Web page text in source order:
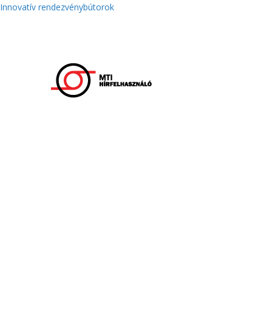
Innovatív rendezvénybútorok